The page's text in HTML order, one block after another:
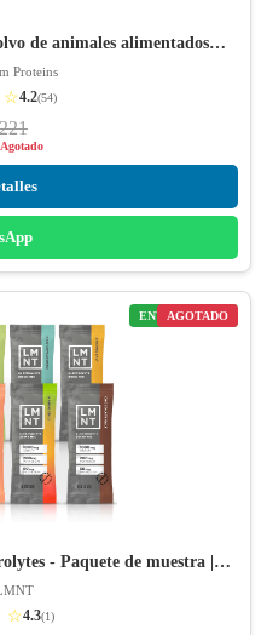
de animales alimentados…
Proteins
☆4.2(54)
ENVÍO GRATIS
AGOTADO
- Paquete de muestra |…
☆4.3(1)